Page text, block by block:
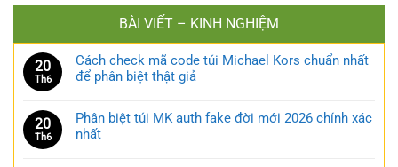
BÀI VIẾT – KINH NGHIỆM
20
Th6
Cách check mã code túi Michael Kors chuẩn nhất
để phân biệt thật giả
20
Th6
Phân biệt túi MK auth fake đời mới 2026 chính xác
nhất